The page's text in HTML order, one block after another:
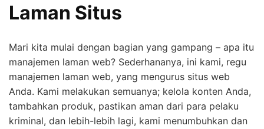
Laman Situs
Mari kita mulai dengan bagian yang gampang – apa itu
manajemen laman web? Sederhananya, ini kami, regu
manajemen laman web, yang mengurus situs web
Anda. Kami melakukan semuanya; kelola konten Anda,
tambahkan produk, pastikan aman dari para pelaku
kriminal, dan lebih-lebih lagi, kami menumbuhkan dan